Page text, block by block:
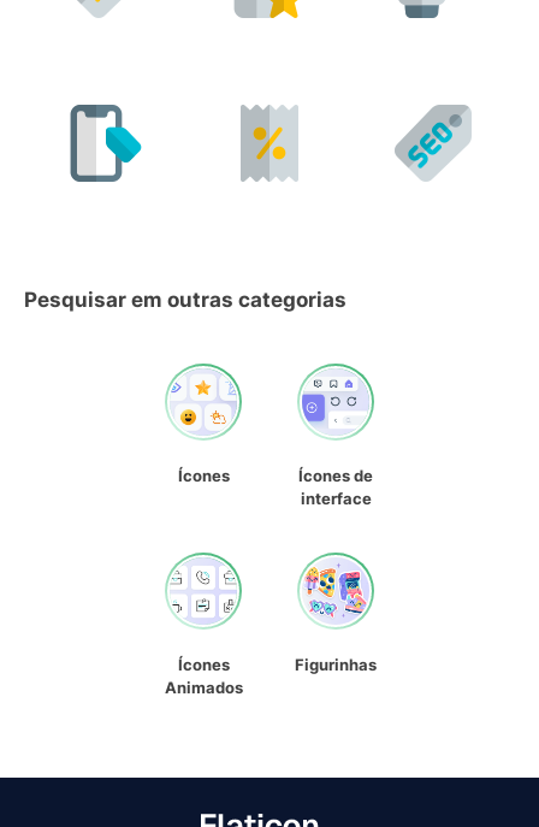
Pesquisar em outras categorias
Ícones
Ícones de
interface
Ícones
Animados
Figurinhas